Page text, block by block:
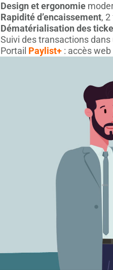
Design et ergonomie
Rapidité d’encaissement,
Dématérialisation des
Suivi des transactions dans
Portail Paylist+ : accès